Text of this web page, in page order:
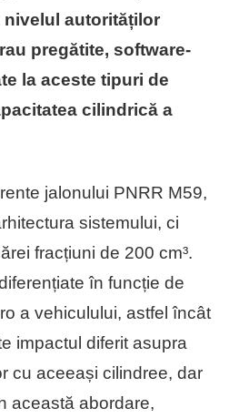
autorităților
pregătite, software-
la aceste tipuri de
cilindrică a
jalonului PNRR M59,
sistemului, ci
fracțiuni de 200 cm³.
în funcție de
a vehiculului, astfel încât
impactul diferit asupra
cu aceeași cilindree, dar
această abordare,